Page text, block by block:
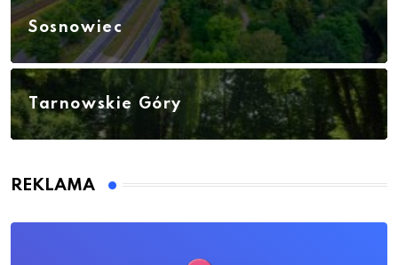
Sosnowiec
Tarnowskie Góry
REKLAMA